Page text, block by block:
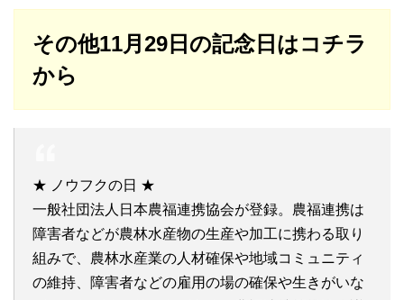
その他11月29日の記念日はコチラ
から
★ ノウフクの日 ★
一般社団法人日本農福連携協会が登録。農福連携は
障害者などが農林水産物の生産や加工に携わる取り
組みで、農林水産業の人材確保や地域コミュニティ
の維持、障害者などの雇用の場の確保や生きがいな